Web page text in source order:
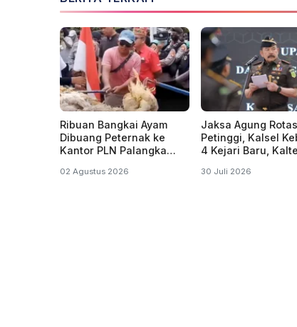
Ribuan Bangkai Ayam
Dibuang Peternak ke
Kantor PLN Palangka
Pemadaman
02 Agustus 2026
Jaksa Agung
Petinggi, Kalsel
4 Kejari Baru,
30 Juli 2026